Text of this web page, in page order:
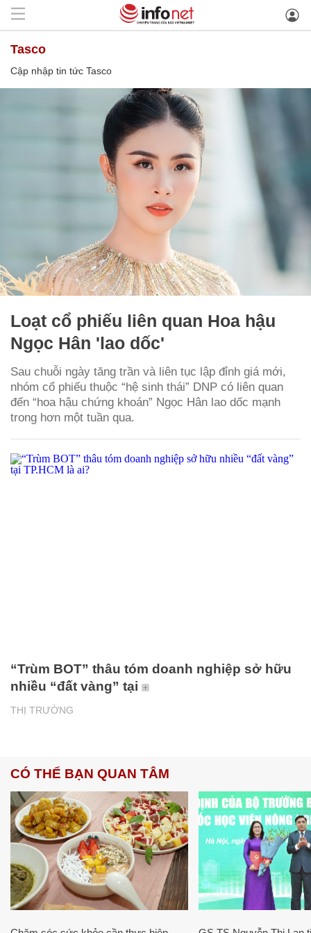
Tasco
Cập nhập tin tức Tasco
Loạt cổ phiếu liên quan Hoa hậu
Ngọc Hân 'lao dốc'
Sau chuỗi ngày tăng trần và liên tục lập đỉnh giá mới,
nhóm cổ phiếu thuộc “hệ sinh thái” DNP có liên quan
đến “hoa hậu chứng khoán” Ngọc Hân lao dốc mạnh
trong hơn một tuần qua.
THỊ TRƯỜNG
“Trùm BOT” thâu tóm doanh nghiệp sở hữu
nhiều “đất vàng” tại
CÓ THỂ BẠN QUAN TÂM